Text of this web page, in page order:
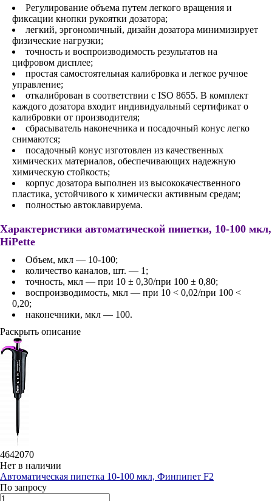
Регулирование объема путем легкого вращения и
фиксации кнопки рукоятки дозатора;
легкий, эргономичный, дизайн дозатора минимизирует
физические нагрузки;
точность и воспроизводимость результатов на
цифровом дисплее;
простая самостоятельная калибровка и легкое ручное
управление;
откалиброван в соответствии с ISO 8655. В комплект
каждого дозатора входит индивидуальный сертификат о
калибровки от производителя;
сбрасыватель наконечника и посадочный конус легко
снимаются;
посадочный конус изготовлен из качественных
химических материалов, обеспечивающих надежную
химическую стойкость;
корпус дозатора выполнен из высококачественного
пластика, устойчивого к химически активным средам;
полностью автоклавируема.
Характеристики автоматической пипетки, 10-100 мкл,
HiPette
Объем, мкл — 10-100;
количество каналов, шт. — 1;
точность, мкл — при 10 ± 0,30/при 100 ± 0,80;
воспроизводимость, мкл — при 10 < 0,02/при 100 <
0,20;
наконечники, мкл — 100.
Раскрыть описание
4642070
Нет в наличии
Автоматическая пипетка 10-100 мкл, Финпипет F2
По запросу